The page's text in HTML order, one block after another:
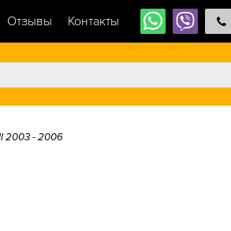
Отзывы Контакты
2003 - 2006